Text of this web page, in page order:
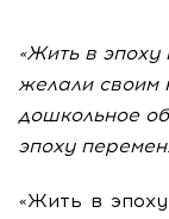
«Жить в эпоху
желали своим
дошкольное
эпоху перемен.
«Жить в